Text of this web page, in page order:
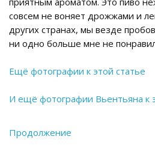
совсем не воняет дрожжами и
других странах, мы везде
ни одно больше мне не
Ещё фотографии к этой статье
И ещё фотографии Вьентьяна к
Продолжение